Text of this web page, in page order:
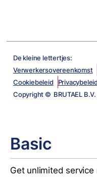
De kleine lettertjes:
Verwerkersovereenkomst
Cookiebeleid
Privacybeleid
Copyright © BRUTAEL B.V.
Basic
Get unlimited service